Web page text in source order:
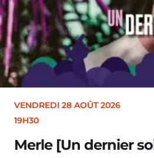
VENDREDI 28 AOÛT 2026
19H30
Merle [Un dernier